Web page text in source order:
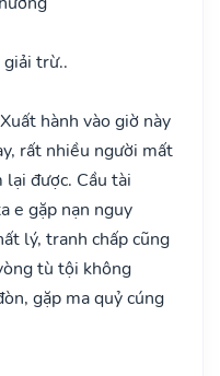
trừ..
hành vào giờ này
rất nhiều người mất
lại được. Cầu tài
e gặp nạn nguy
lý, tranh chấp cũng
tù tội không
gặp ma quỷ cúng